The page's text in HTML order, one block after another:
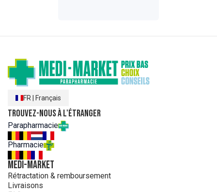
FR Français
Trouvez-nous à l'étranger
Parapharmacie
Pharmacie
MEDI-MARKET
Rétractation & remboursement
Livraisons